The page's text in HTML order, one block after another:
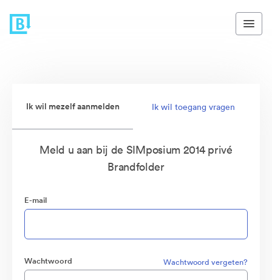
Ik wil mezelf aanmelden Ik wil toegang vragen
Meld u aan bij de SIMposium 2014 privé
Brandfolder
E-mail
Wachtwoord Wachtwoord vergeten?